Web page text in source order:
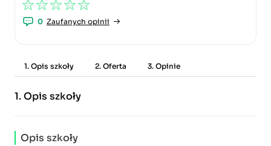
0 Zaufanych opinii
1. Opis szkoły 2. Oferta 3. Opinie
1.Opis szkoły
Opis szkoły